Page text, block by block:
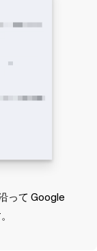
って Google